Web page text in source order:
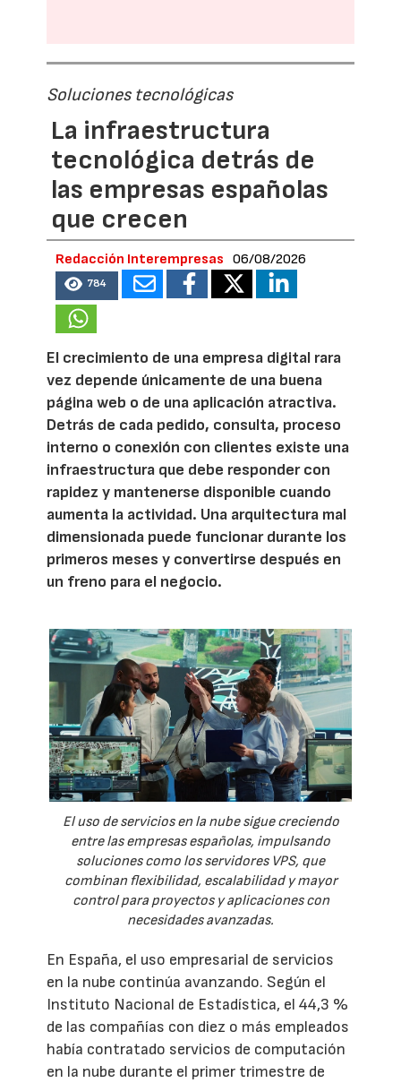
Soluciones tecnológicas
La infraestructura
tecnológica detrás de
las empresas españolas
que crecen
Redacción Interempresas 06/08/2026
784
El crecimiento de una empresa digital rara
vez depende únicamente de una buena
página web o de una aplicación atractiva.
Detrás de cada pedido, consulta, proceso
interno o conexión con clientes existe una
infraestructura que debe responder con
rapidez y mantenerse disponible cuando
aumenta la actividad. Una arquitectura mal
dimensionada puede funcionar durante los
primeros meses y convertirse después en
un freno para el negocio.
El uso de servicios en la nube sigue creciendo
entre las empresas españolas, impulsando
soluciones como los servidores VPS, que
combinan flexibilidad, escalabilidad y mayor
control para proyectos y aplicaciones con
necesidades avanzadas.
En España, el uso empresarial de servicios
en la nube continúa avanzando. Según el
Instituto Nacional de Estadística, el 44,3 %
de las compañías con diez o más empleados
había contratado servicios de computación
en la nube durante el primer trimestre de